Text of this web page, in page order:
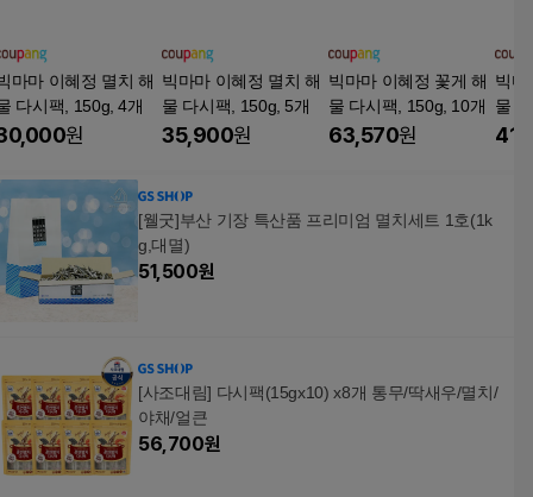
마마 이혜정 멸치 해
다시팩, 150g, 4개
원
빅마마 이혜정 멸치 해
물 다시팩, 150g, 5개
35,900원
빅마마 이혜정 꽃게 해
물 다시팩, 150g, 10개
63,570원
빅마
물
[웰굿]부산 기장 특산품 프리미엄 멸치세트 1호(1k
g,대멸)
51,500원
[사조대림] 다시팩(15gx10) x8개 통무/딱새우/멸치/
야채/얼큰
56,700원